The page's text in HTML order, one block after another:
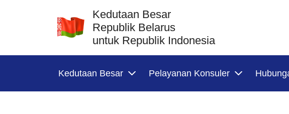
Kedutaan Besar
Republik Belarus
untuk Republik Indonesia
Kedutaan Besar Pelayanan Konsuler